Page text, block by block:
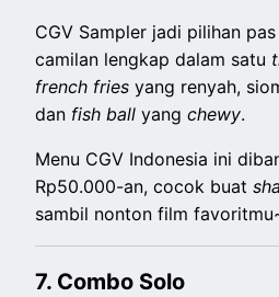
CGV Sampler jadi pilihan
camilan lengkap dalam satu
french friesyang renyah,
dan fish ballyangchewy.
Menu CGV Indonesia ini
Rp50.000-an, cocok buat
sambil nonton film
7. Combo Solo